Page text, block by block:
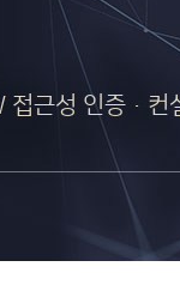
접근성 인증·컨